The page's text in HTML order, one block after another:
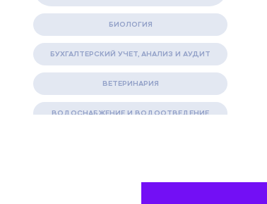
БИОЛОГИЯ
БУХГАЛТЕРСКИЙ УЧЕТ, АНАЛИЗ И АУДИТ
ВЕТЕРИНАРИЯ
ВОДОСНАБЖЕНИЕ И ВОДООТВЕДЕНИЕ